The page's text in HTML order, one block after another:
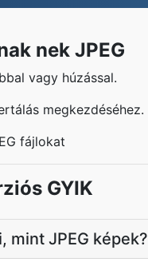
nek JPEG
vagy húzással.
megkezdéséhez.
fájlokat
GYIK
mint JPEG képek?